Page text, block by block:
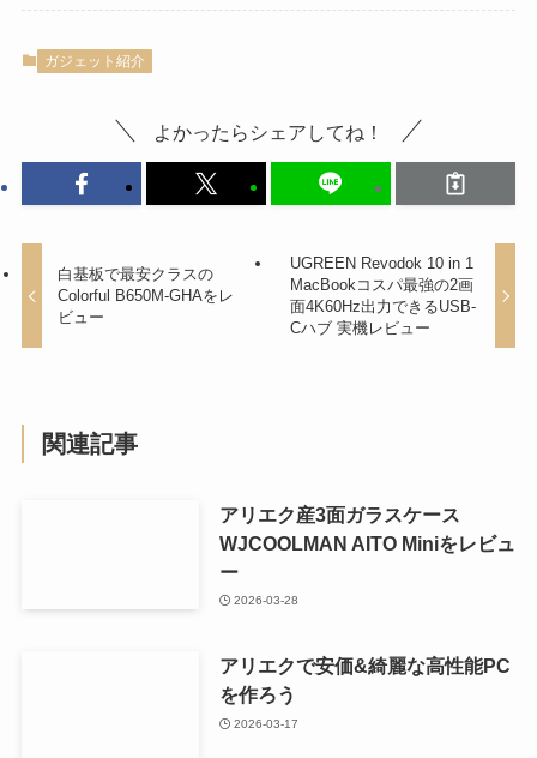
ガジェット紹介
よかったらシェアしてね！
白基板で最安クラスの
Colorful B650M-GHAをレ
ビュー
UGREEN Revodok 10 in 1
MacBookコスパ最強の2画
面4K60Hz出力できるUSB-
Cハブ 実機レビュー
関連記事
アリエク産3面ガラスケース
WJCOOLMAN AITO Miniをレビュ
ー
2026-03-28
アリエクで安価&綺麗な高性能PC
を作ろう
2026-03-17